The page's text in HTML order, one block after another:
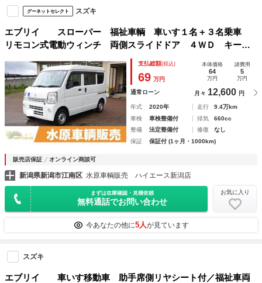
グーネットセレクト スズキ
エブリイ スローパー 福祉車輌 車いす１名＋３名乗車
リモコン式電動ウィンチ 両側スライドドア ４ＷＤ キーレ
スエントリー 盗難防止システム ＡＢＳ ＥＳＣ エアコ
ン パワーステアリング パワーウィンドウ
支払総額(税込)
69 万円
本体価格
64
万円
諸費用
5
万円
通常ローン 月々 12,600 円
年式 2020年 走行
9.4万km
車検
車検整備付 排気
660cc
整備
法定整備付 修復
なし
保証
保証付 (1ヶ月・1000km)
販売店保証 オンライン商談可
新潟県新潟市江南区 水原車輌販売 ハイエース新潟店
まずは在庫確認・見積依頼
無料通話でお問い合わせ
お気に入り
今あなたの他に5人が見ています
スズキ
エブリイ 車いす移動車 助手席側リヤシート付／福祉車両